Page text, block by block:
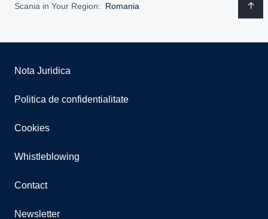
Scania in Your Region: Romania
Nota Juridica
Politica de confidentialitate
Cookies
Whistleblowing
Contact
Newsletter